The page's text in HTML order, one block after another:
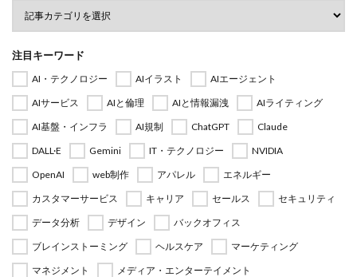
注目キーワード
AI・テクノロジー AIイラスト
AIエージェント
AIサービス
AIと倫理 AIと情報漏洩
AIライティング
AI基盤・インフラ
AI規制 ChatGPT
Claude
DALL·E
Gemini IT・テクノロジー
NVIDIA
OpenAI
web制作 アパレル
エネルギー
カスタマーサービス
キャリア セールス
セキュリティ
データ分析
デザイン
バックオフィス
ブレインストーミング
ヘルスケア
マーケティング
マネジメント
メディア・エンターテイメント